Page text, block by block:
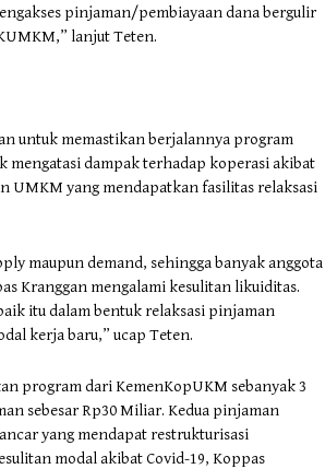
pinjaman/pembiayaan dana bergulir
lanjut Teten.
untuk memastikan berjalannya program
mengatasi dampak terhadap koperasi akibat
UMKM yang mendapatkan fasilitas relaksasi
maupun demand, sehingga banyak anggota
Kranggan mengalami kesulitan likuiditas.
itu dalam bentuk relaksasi pinjaman
kerja baru,” ucap Teten.
program dari KemenKopUKM sebanyak 3
sebesar Rp30 Miliar. Kedua pinjaman
yang mendapat restrukturisasi
modal akibat Covid-19, Koppas